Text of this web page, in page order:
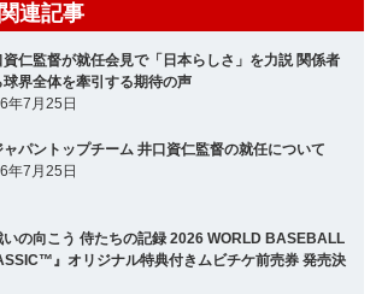
連記事
資仁監督が就任会見で「日本らしさ」を力説 関係者
球界全体を牽引する期待の声
年7月25日
ャパントップチーム 井口資仁監督の就任について
年7月25日
いの向こう 侍たちの記録 2026 WORLD BASEBALL
』オリジナル特典付きムビチケ前売券 発売決